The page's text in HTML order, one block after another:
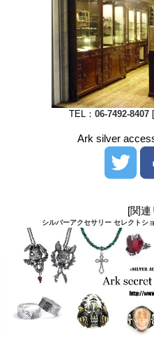
TEL： 06-7492-8407[
Ark silver
[関連
シルバーアクセサリー セレクト